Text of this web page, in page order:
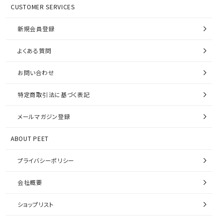
CUSTOMER SERVICES
新規会員登録
よくある質問
お問い合わせ
特定商取引法に基づく表記
メールマガジン登録
ABOUT PEET
プライバシーポリシー
会社概要
ショップリスト